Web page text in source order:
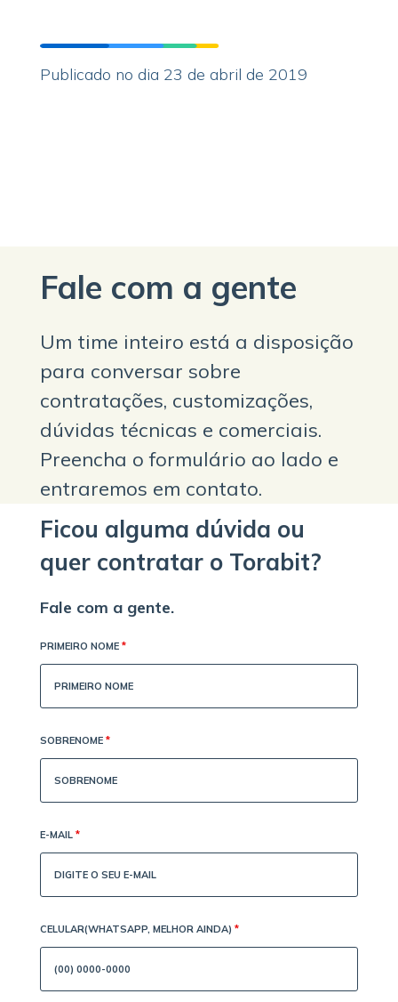
Publicado no dia 23 de abril de 2019
Fale com a gente
Um time inteiro está a disposição
para conversar sobre
contratações, customizações,
dúvidas técnicas e comerciais.
Preencha o formulário ao lado e
entraremos em contato.
Ficou alguma dúvida ou
quer contratar o Torabit?
Fale com a gente.
PRIMEIRO NOME *
SOBRENOME *
E-MAIL *
CELULAR(WHATSAPP, MELHOR AINDA) *